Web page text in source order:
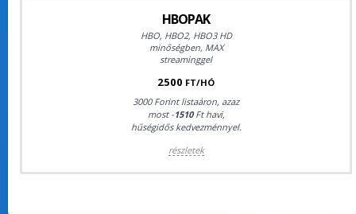
HBOPAK
HBO, HBO2, HBO3 HD
minőségben, MAX
streaminggel
2500 FT/HÓ
3000 Forint listaáron, azaz
most -1510Ft havi,
hűségidős kedvezménnyel.
részletek